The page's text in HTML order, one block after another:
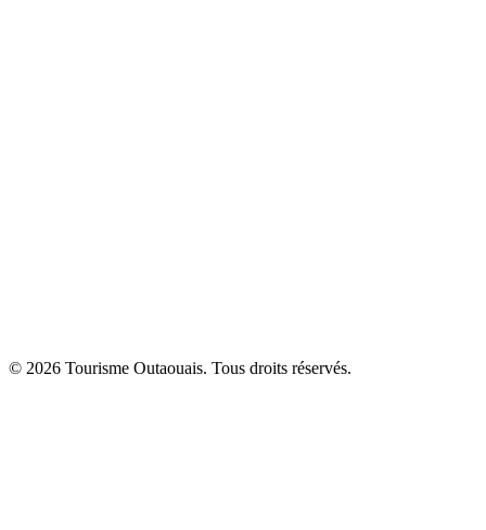
© 2026 Tourisme Outaouais. Tous droits réservés.